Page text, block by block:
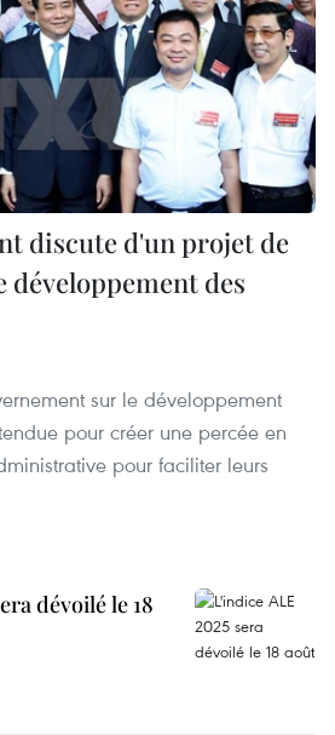
discute d'un projet de
des
sur le développement
pour créer une percée en
pour faciliter leurs
dévoilé le 18